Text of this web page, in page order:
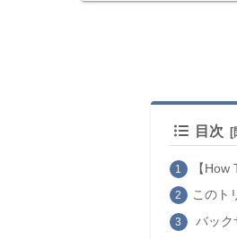
目次
【
このト
バック